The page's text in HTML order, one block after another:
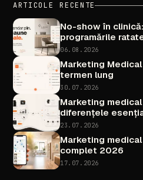
ARTICOLE RECENTE
No-show în clinică:
programările
06.08.2026
Marketing Medical
termen lung
30.07.2026
Marketing medical
diferențele
23.07.2026
Marketing medical
complet 2026
17.07.2026